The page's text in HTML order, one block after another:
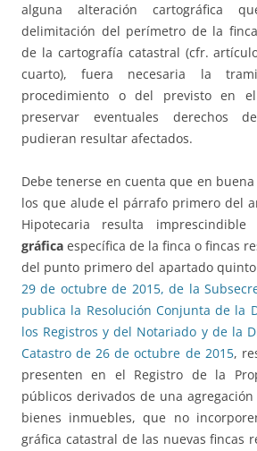
alguna alteración cartográfica
delimitación del perímetro de la
de la cartografía catastral (cfr.
cuarto), fuera necesaria la
procedimiento o del previsto en el
preservar eventuales derechos
pudieran resultar afectados.
Debe tenerse en cuenta que en
los que alude el párrafo primero del
Hipotecaria resulta
gráfica específica de la finca o fincas
del punto primero del apartado
29 de octubre de 2015, de la
publica la Resolución Conjunta de la
los Registros y del Notariado y de la
Catastro de 26 de octubre de 2015,
presenten en el Registro de la
públicos derivados de una
bienes inmuebles, que no
gráfica catastral de las nuevas fincas